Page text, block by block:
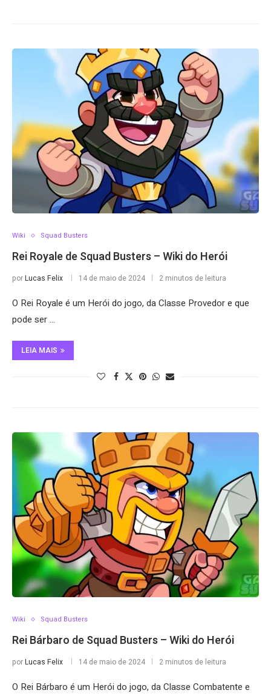
Wiki Squad Busters
Rei Royale de Squad Busters – Wiki do Herói
porLucas Felix 14 de maio de 2024 2 minutos de leitura
O Rei Royale é um Herói do jogo, da Classe Provedor e que
pode ser …
LEIA MAIS
Wiki Squad Busters
Rei Bárbaro de Squad Busters – Wiki do Herói
porLucas Felix 14 de maio de 2024 2 minutos de leitura
O Rei Bárbaro é um Herói do jogo, da Classe Combatente e